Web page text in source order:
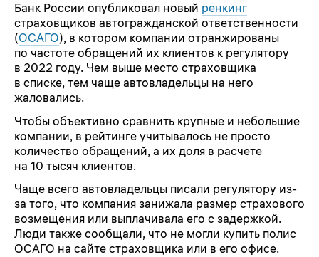
Банк России опубликовал новый ренкинг
страховщиков автогражданской ответственности
(ОСАГО), в котором компании отранжированы
по частоте обращений их клиентов к регулятору
в 2022 году. Чем выше место страховщика
в списке, тем чаще автовладельцы на него
жаловались.
Чтобы объективно сравнить крупные и небольшие
компании, в рейтинге учитывалось не просто
количество обращений, а их доля в расчете
на 10 тысяч клиентов.
Чаще всего автовладельцы писали регулятору из-
за того, что компания занижала размер страхового
возмещения или выплачивала его с задержкой.
Люди также сообщали, что не могли купить полис
ОСАГО на сайте страховщика или в его офисе.